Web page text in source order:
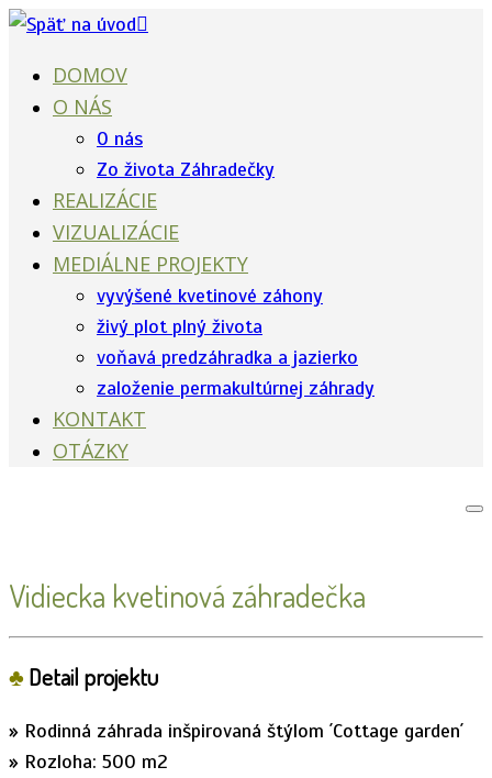
Skip
contentDOMOV
O NÁS
O nás
Zo života Záhradečky
REALIZÁCIE
VIZUALIZÁCIE
MEDIÁLNE PROJEKTY
vyvýšené kvetinové záhony
živý plot plný života
voňavá predzáhradka a jazierko
založenie permakultúrnej záhrady
KONTAKT
OTÁZKY
Vidiecka kvetinová záhradečka
♣Detail projektu
» Rodinná záhrada inšpirovaná štýlom ´Cottage garden´
» Rozloha: 500 m2